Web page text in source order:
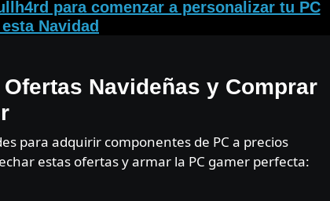
para comenzar a personalizar tu PC
Navidad
Navideñas y Comprar
para adquirir componentes de PC a precios
estas ofertas y armar la PC gamer perfecta: